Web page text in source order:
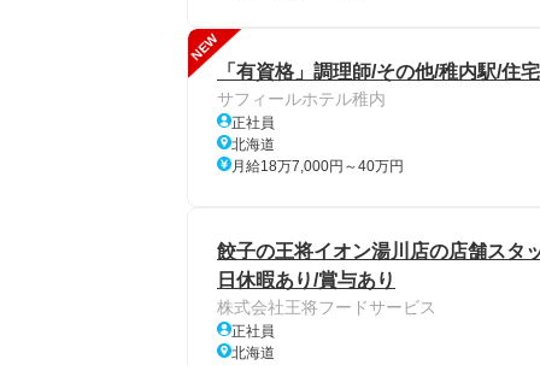
NEW
「有資格」調理師/その他/稚内駅/住
サフィールホテル稚内
正社員
北海道
月給18万7,000円～40万円
餃子の王将イオン湯川店の店舗スタ
日休暇あり/賞与あり
株式会社王将フードサービス
正社員
北海道